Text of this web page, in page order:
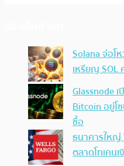
Solana จ่อโ
เหรียญ SOL
Glassnode
Bitcoin อยู่โ
ซื้อ
ธนาคารใหญ่
ตลาดโทเคน